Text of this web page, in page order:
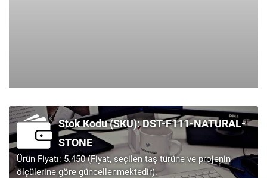
Stok Kodu (SKU): DST-F111-NATURAL-
STONE
Ürün Fiyatı: 5.450 (Fiyat, seçilen taş türüne ve projenin
ölçülerine göre güncellenmektedir).